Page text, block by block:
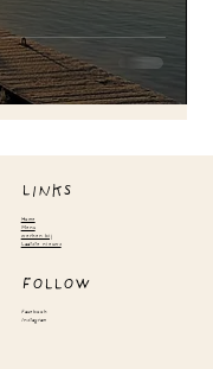
LINKS
Home
Menu
werken bij
Laatste nieuws
FOLLOW
Facebook
Instagram